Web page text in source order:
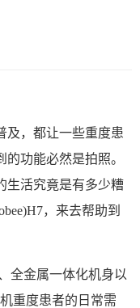
及，都让一些重度患
功能必然是拍照。
生活究竟是有多少糟
，来去帮助到
全金属一体化机身以
重度患者的日常需